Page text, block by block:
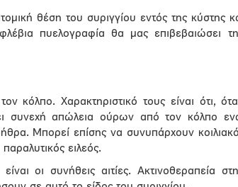
θέση του συριγγίου εντός της κύστης
πυελογραφία θα μας επιβεβαιώσει
κόλπο. Χαρακτηριστικό τους είναι ότι,
συνεχή απώλεια ούρων από τον κόλπο
Μπορεί επίσης να συνυπάρχουν
ειλεός.
οι συνήθεις αιτίες. Ακτινοθεραπεία